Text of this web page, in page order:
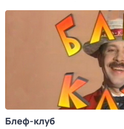
Блеф-клуб